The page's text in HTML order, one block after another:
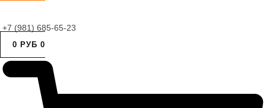
+7 (981) 685-65-23
0 РУБ 0